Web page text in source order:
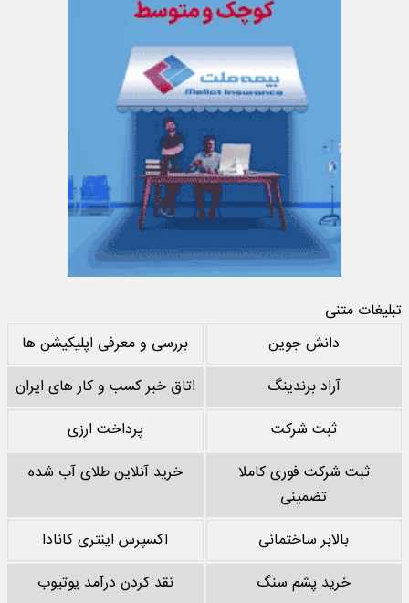
تبلیغات متنی
دانش جوین
بررسی و معرفی اپلیکیشن ها
آراد برندینگ
اتاق خبر کسب و کار های ایران
ثبت شرکت
پرداخت ارزی
ثبت شرکت فوری کاملا
تضمینی
خرید آنلاین طلای آب شده
بالابر ساختمانی
اکسپرس اینتری کانادا
خرید پشم سنگ
نقد کردن درآمد یوتیوب